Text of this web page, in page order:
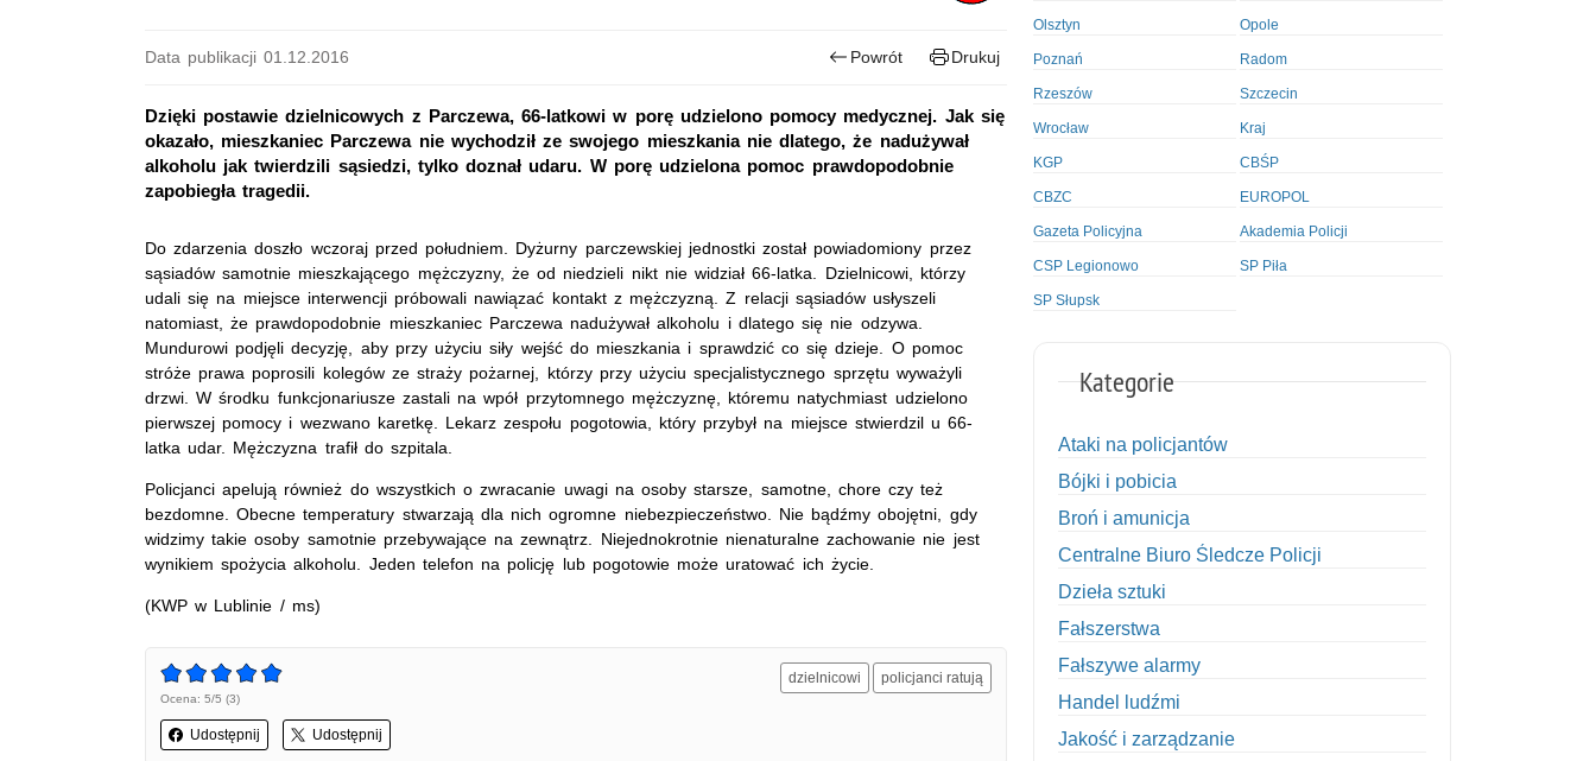
Data publikacji 01.12.2016 Powrót Drukuj
Dzięki postawie dzielnicowych z Parczewa, 66-latkowi w porę udzielono pomocy medycznej. Jak się
okazało, mieszkaniec Parczewa nie wychodził ze swojego mieszkania nie dlatego, że nadużywał
alkoholu jak twierdzili sąsiedzi, tylko doznał udaru. W porę udzielona pomoc prawdopodobnie
zapobiegła tragedii.
Do zdarzenia doszło wczoraj przed południem. Dyżurny parczewskiej jednostki został powiadomiony przez
sąsiadów samotnie mieszkającego mężczyzny, że od niedzieli nikt nie widział 66-latka. Dzielnicowi, którzy
udali się na miejsce interwencji próbowali nawiązać kontakt z mężczyzną. Z relacji sąsiadów usłyszeli
natomiast, że prawdopodobnie mieszkaniec Parczewa nadużywał alkoholu i dlatego się nie odzywa.
Mundurowi podjęli decyzję, aby przy użyciu siły wejść do mieszkania i sprawdzić co się dzieje. O pomoc
stróże prawa poprosili kolegów ze straży pożarnej, którzy przy użyciu specjalistycznego sprzętu wyważyli
drzwi. W środku funkcjonariusze zastali na wpół przytomnego mężczyznę, któremu natychmiast udzielono
pierwszej pomocy i wezwano karetkę. Lekarz zespołu pogotowia, który przybył na miejsce stwierdzil u 66-
latka udar. Mężczyzna trafił do szpitala.
Policjanci apelują również do wszystkich o zwracanie uwagi na osoby starsze, samotne, chore czy też
bezdomne. Obecne temperatury stwarzają dla nich ogromne niebezpieczeństwo. Nie bądźmy obojętni, gdy
widzimy takie osoby samotnie przebywające na zewnątrz. Niejednokrotnie nienaturalne zachowanie nie jest
wynikiem spożycia alkoholu. Jeden telefon na policję lub pogotowie może uratować ich życie.
(KWP w Lublinie / ms)
Ocena: 5/5 (3)
Udostępnij Udostępnij
dzielnicowi policjanci ratują
Olsztyn Opole
Poznań Radom
Rzeszów Szczecin
Wrocław Kraj
KGP CBŚP
CBZC EUROPOL
Gazeta Policyjna Akademia Policji
CSP Legionowo SP Piła
SP Słupsk
Kategorie
Ataki na policjantów
Bójki i pobicia
Broń i amunicja
Centralne Biuro Śledcze Policji
Dzieła sztuki
Fałszerstwa
Fałszywe alarmy
Handel ludźmi
Jakość i zarządzanie